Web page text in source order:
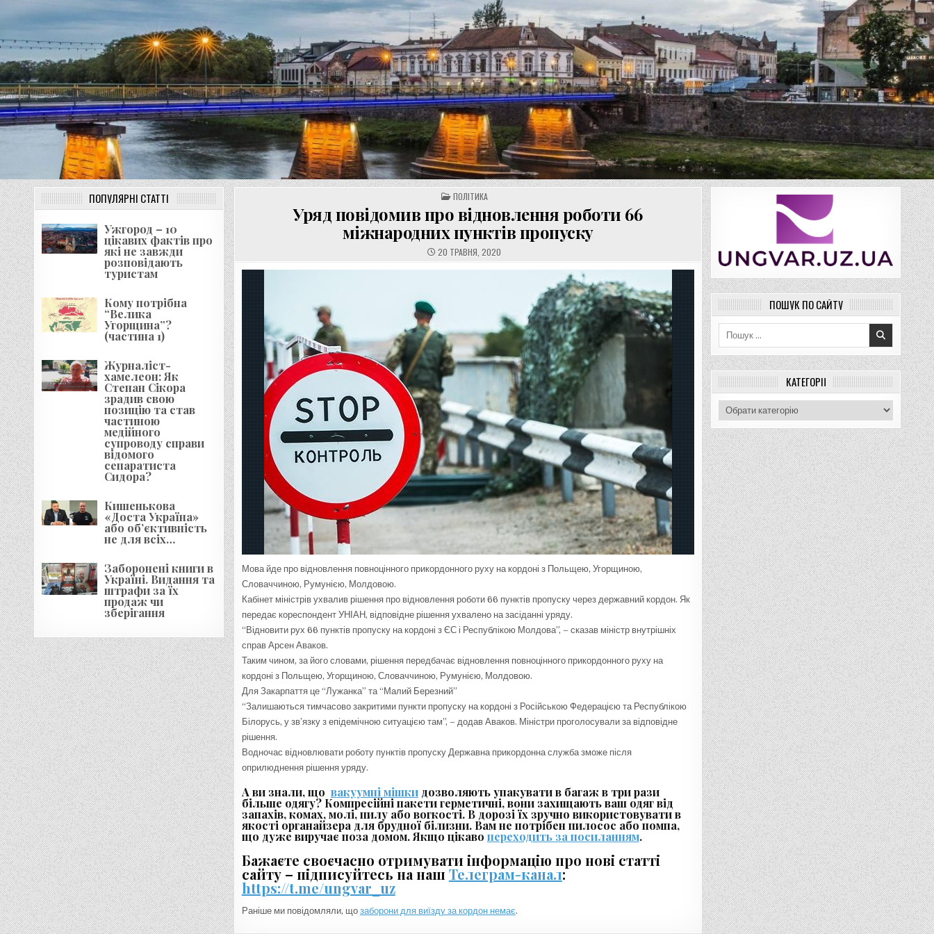
ПОПУЛЯРНІ СТАТТІ
Ужгород – 10
цікавих фактів про
які не завжди
розповідають
туристам
Кому потрібна
“Велика
Угорщина”?
(частина 1)
Журналіст-
хамелеон: Як
Степан Сікора
зрадив свою
позицію та став
частиною
медійного
супроводу справи
відомого
сепаратиста
Сидора?
Кишенькова
«Доста Україна»
або об’єктивність
не для всіх…
Заборонені книги в
Україні. Видання та
штрафи за їх
продаж чи
зберігання
POSTED
IN
ПОЛІТИКА
Уряд повідомив про відновлення роботи 66
міжнародних пунктів пропуску
20 ТРАВНЯ, 2020
Мова йде про відновлення повноцінного прикордонного руху на кордоні з Польщею, Угорщиною,
Словаччиною, Румунією, Молдовою.
Кабінет міністрів ухвалив рішення про відновлення роботи 66 пунктів пропуску через державний кордон. Як
передає кореспондент УНІАН, відповідне рішення ухвалено на засіданні уряду.
“Відновити рух 66 пунктів пропуску на кордоні з ЄС і Республікою Молдова”, – сказав міністр внутрішніх
справ Арсен Аваков.
Таким чином, за його словами, рішення передбачає відновлення повноцінного прикордонного руху на
кордоні з Польщею, Угорщиною, Словаччиною, Румунією, Молдовою.
Для Закарпаття це “Лужанка” та “Малий Березний”
“Залишаються тимчасово закритими пункти пропуску на кордоні з Російською Федерацією та Республікою
Білорусь, у зв’язку з епідемічною ситуацією там”, – додав Аваков. Міністри проголосували за відповідне
рішення.
Водночас відновлювати роботу пунктів пропуску Державна прикордонна служба зможе після
оприлюднення рішення уряду.
А ви знали, що вакуумні мішкидозволяють упакувати в багаж в три рази
більше одягу? Компресійні пакети герметичні, вони захищають ваш одяг від
запахів, комах, молі, пилу або вогкості. В дорозі їх зручно використовувати в
якості органайзера для брудної білизни. Вам не потрібен пилосос або помпа,
що дуже виручає поза домом. Якщо цікаво переходить за посиланням.
Бажаєте своєчасно отримувати інформацію про нові статті
сайту – підписуйтесь на нашТелеграм-канал:
https://t.me/ungvar_uz
Раніше ми повідомляли, що заборони для виїзду за кордон немає.
ПОШУК ПО САЙТУ
КАТЕГОРІЇ
Категорії